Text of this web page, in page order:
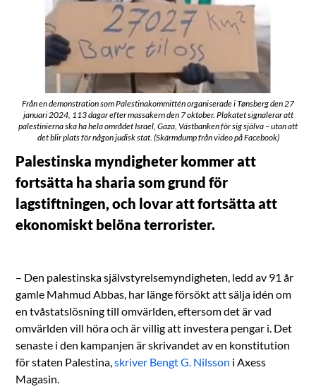
Från en demonstration som Palestinakommittén organiserade i Tønsberg den 27
januari 2024, 113 dagar efter massakern den 7 oktober. Plakatet signalerar att
palestinierna ska ha hela området Israel, Gaza, Västbanken för sig själva – utan att
det blir plats för någon judisk stat. (Skärmdump från video på Facebook)
Palestinska myndigheter kommer att
fortsätta ha sharia som grund för
lagstiftningen, och lovar att fortsätta att
ekonomiskt belöna terrorister.
– Den palestinska självstyrelsemyndigheten, ledd av 91 år
gamle Mahmud Abbas, har länge försökt att sälja idén om
en tvåstatslösning till omvärlden, eftersom det är vad
omvärlden vill höra och är villig att investera pengar i. Det
senaste i den kampanjen är skrivandet av en konstitution
för staten Palestina,skriver Bengt G. Nilsson i Axess
Magasin.